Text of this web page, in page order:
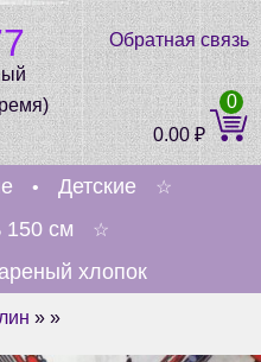
Обратная связь
0.00₽
0
• Детские ☆
150 см ☆
хлопок
» »